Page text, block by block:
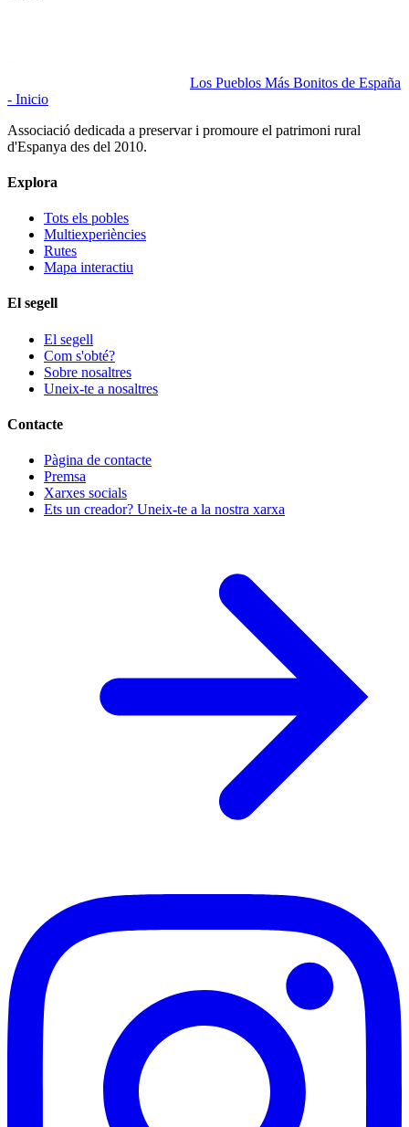
Los Pueblos Más Bonitos de España
- Inicio
Associació dedicada a preservar i promoure el patrimoni rural
d'Espanya des del 2010.
Explora
Tots els pobles
Multiexperiències
Rutes
Mapa interactiu
El segell
El segell
Com s'obté?
Sobre nosaltres
Uneix-te a nosaltres
Contacte
Pàgina de contacte
Premsa
Xarxes socials
Ets un creador? Uneix-te a la nostra xarxa